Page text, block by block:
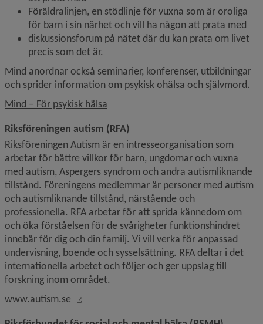
Föräldralinjen, en stödlinje för vuxna som är oroliga
för barn i sin närhet och vill ha någon att prata med
diskussionsforum på nätet där du kan prata om livet
precis som det är.
Mind anordnar också seminarier, konferenser, utbildningar
och sprider information om psykisk ohälsa och självmord.
Mind – För psykisk hälsa
Riksföreningen autism (RFA)
Riksföreningen Autism är en intresseorganisation som
arbetar för bättre villkor för barn, ungdomar och vuxna
med autism, Aspergers syndrom och andra autismliknande
tillstånd. Föreningens medlemmar är personer med autism
och autismliknande tillstånd, närstående och
professionella. RFA arbetar för att sprida kännedom om
och öka förståelsen för de svårigheter funktionshindret
innebär för dig och din familj. Vi vill verka för anpassad
undervisning, boende och sysselsättning. RFA deltar i det
internationella arbetet och följer och ger uppslag till
forskning inom området.
www.autism.se
Länk till annan webbplats, öppnas i nytt